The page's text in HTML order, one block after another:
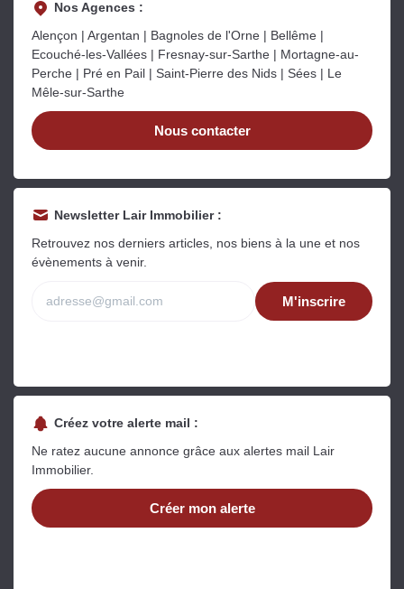
Nos Agences :
Alençon | Argentan | Bagnoles de l'Orne | Bellême |
Ecouché-les-Vallées | Fresnay-sur-Sarthe | Mortagne-au-
Perche | Pré en Pail | Saint-Pierre des Nids | Sées | Le
Mêle-sur-Sarthe
Nous contacter
Newsletter Lair Immobilier :
Retrouvez nos derniers articles, nos biens à la une et nos
évènements à venir.
M'inscrire
Créez votre alerte mail :
Ne ratez aucune annonce grâce aux alertes mail Lair
Immobilier.
Créer mon alerte